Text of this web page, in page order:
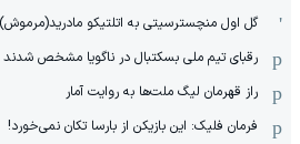
گل اول منچسترسیتی به اتلتیکو مادرید(مرموش)
رقبای تیم ملی بسکتبال در ناگویا مشخص‌ شدند
راز قهرمان لیگ ملت‌ها به روایت آمار
فرمان فلیک: این بازیکن از بارسا تکان نمی‌خورد!